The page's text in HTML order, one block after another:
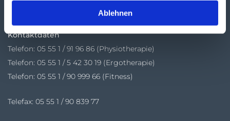
Ablehnen
Kontaktdaten
Telefon: 05 55 1 / 91 96 86 (Physiotherapie)
Telefon: 05 55 1 / 5 42 30 19 (Ergotherapie)
Telefon: 05 55 1 / 90 999 66 (Fitness)
Telefax: 05 55 1 / 90 839 77